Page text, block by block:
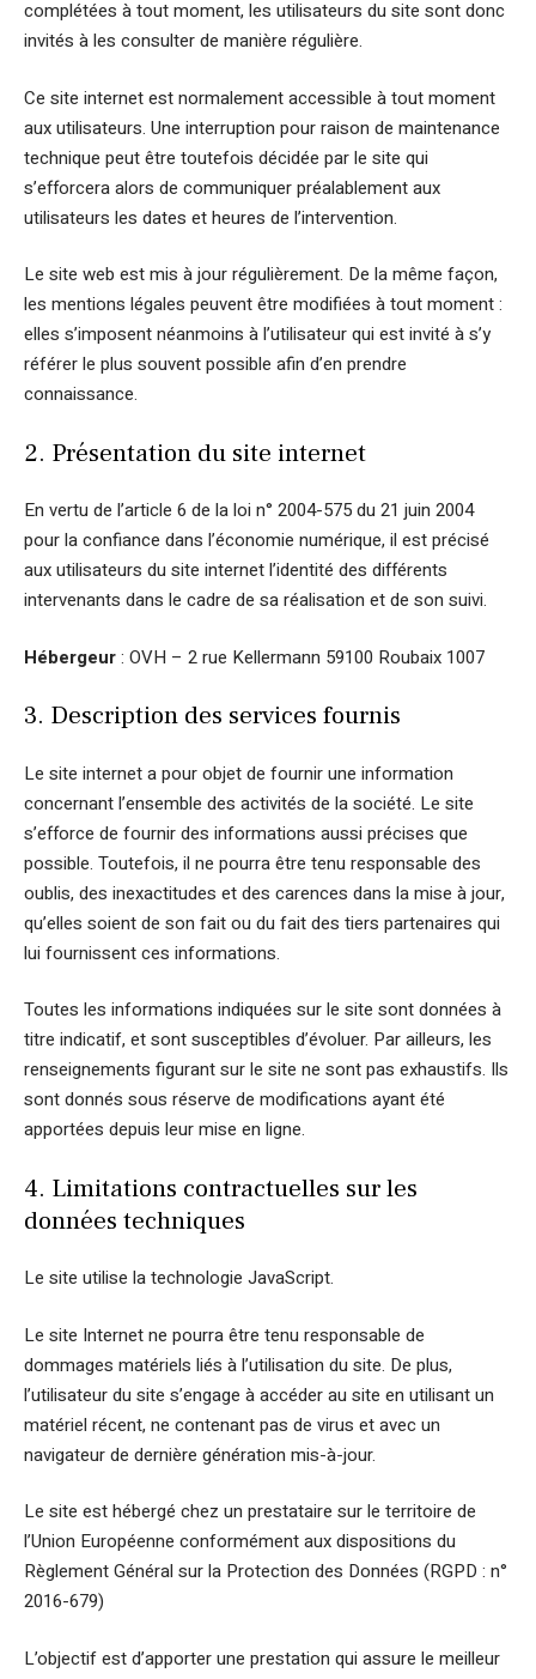
complétées à tout moment, les utilisateurs du site sont donc
invités à les consulter de manière régulière.
Ce site internet est normalement accessible à tout moment
aux utilisateurs. Une interruption pour raison de maintenance
technique peut être toutefois décidée par le site qui
s’efforcera alors de communiquer préalablement aux
utilisateurs les dates et heures de l’intervention.
Le site web est mis à jour régulièrement. De la même façon,
les mentions légales peuvent être modifiées à tout moment :
elles s’imposent néanmoins à l’utilisateur qui est invité à s’y
référer le plus souvent possible afin d’en prendre
connaissance.
2. Présentation du site internet
En vertu de l’article 6 de la loi n° 2004-575 du 21 juin 2004
pour la confiance dans l’économie numérique, il est précisé
aux utilisateurs du site internet l’identité des différents
intervenants dans le cadre de sa réalisation et de son suivi.
Hébergeur: OVH – 2 rue Kellermann 59100 Roubaix 1007
3. Description des services fournis
Le site internet a pour objet de fournir une information
concernant l’ensemble des activités de la société. Le site
s’efforce de fournir des informations aussi précises que
possible. Toutefois, il ne pourra être tenu responsable des
oublis, des inexactitudes et des carences dans la mise à jour,
qu’elles soient de son fait ou du fait des tiers partenaires qui
lui fournissent ces informations.
Toutes les informations indiquées sur le site sont données à
titre indicatif, et sont susceptibles d’évoluer. Par ailleurs, les
renseignements figurant sur le site ne sont pas exhaustifs. Ils
sont donnés sous réserve de modifications ayant été
apportées depuis leur mise en ligne.
4. Limitations contractuelles sur les
données techniques
Le site utilise la technologie JavaScript.
Le site Internet ne pourra être tenu responsable de
dommages matériels liés à l’utilisation du site. De plus,
l’utilisateur du site s’engage à accéder au site en utilisant un
matériel récent, ne contenant pas de virus et avec un
navigateur de dernière génération mis-à-jour.
Le site est hébergé chez un prestataire sur le territoire de
l’Union Européenne conformément aux dispositions du
Règlement Général sur la Protection des Données (RGPD : n°
2016-679)
L’objectif est d’apporter une prestation qui assure le meilleur